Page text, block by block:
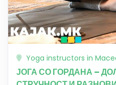
Yoga instructors in
ЈОГА СО ГОРДАНА –